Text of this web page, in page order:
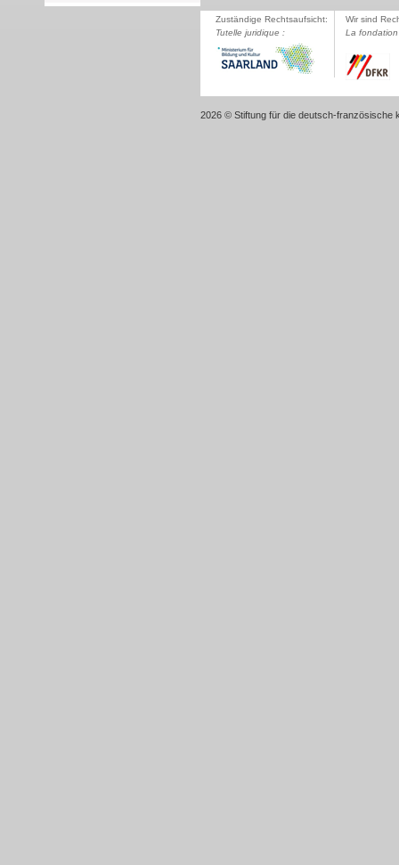
Zuständige Rechtsaufsicht:
Tutelle juridique :
Wir sind
La
2026 © Stiftung für die deutsch-französische